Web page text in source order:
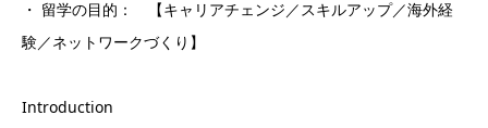
・ 留学の目的： 【キャリアチェンジ／スキルアップ／海外経
験／ネットワークづくり】
Introduction